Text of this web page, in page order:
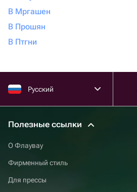
В Мргашен
В Прошян
В Птгни
Русский
Полезные ссылки
О Флаувау
Фирменный стиль
Для прессы